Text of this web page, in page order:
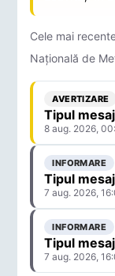
Cele mai
Națională de
AVERTIZARE
Tipul
8 aug. 2026,
INFORMARE
Tipul
7 aug. 2026,
INFORMARE
Tipul
7 aug. 2026,